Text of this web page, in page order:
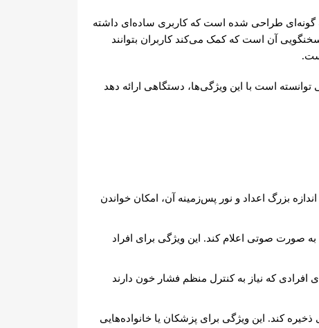
گونه‌ای طراحی شده است که کاربری ساده‌ای داشته
سخنگویی آن است که کمک می‌کند کاربران بتوانند
توانسته است با این ویژگی‌ها، دستگاهی ارائه دهد
بزرگ اعداد و نور پس‌زمینه آن، امکان خواندن
صورت صوتی اعلام کند. این ویژگی برای افراد
که نیاز به کنترل منظم فشار خون دارند
ذخیره کند. این ویژگی برای پزشکان یا خانواده‌هایی